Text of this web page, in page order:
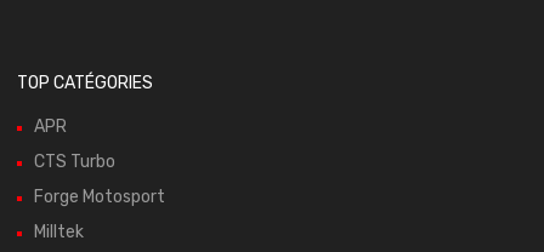
TOP CATÉGORIES
APR
CTS Turbo
Forge Motosport
Milltek